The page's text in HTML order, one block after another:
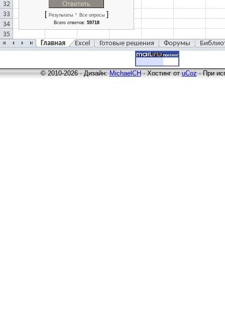
[ Результаты· Все опросы]
Всего ответов: 59718
Главная Excel Готовые решения Форумы
© 2010-2026 · Дизайн: MichaelCH · Хостинг от uCoz · При